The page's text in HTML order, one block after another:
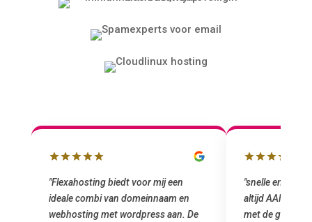
"Flexahosting biedt voor mij een
ideale combi van domeinnaam en
webhosting met wordpress aan. De
"snelle en
altijd AAN (:
met de grote